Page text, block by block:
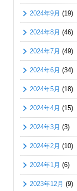
2024年9月 (19)
2024年8月 (46)
2024年7月 (49)
2024年6月 (34)
2024年5月 (18)
2024年4月 (15)
2024年3月 (3)
2024年2月 (10)
2024年1月 (6)
2023年12月 (9)